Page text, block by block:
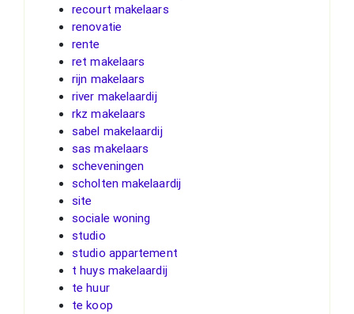
recourt makelaars
renovatie
rente
ret makelaars
rijn makelaars
river makelaardij
rkz makelaars
sabel makelaardij
sas makelaars
scheveningen
scholten makelaardij
site
sociale woning
studio
studio appartement
t huys makelaardij
te huur
te koop